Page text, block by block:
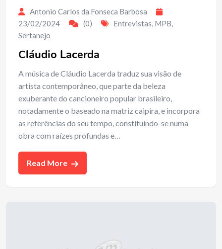
Antonio Carlos da Fonseca Barbosa
23/02/2024
(0) Entrevistas, MPB,
Sertanejo
Cláudio Lacerda
A música de Cláudio Lacerda traduz sua visão de
artista contemporâneo, que parte da beleza
exuberante do cancioneiro popular brasileiro,
notadamente o baseado na matriz caipira, e incorpora
as referências do seu tempo, constituindo-se numa
obra com raízes profundas e…
Read More